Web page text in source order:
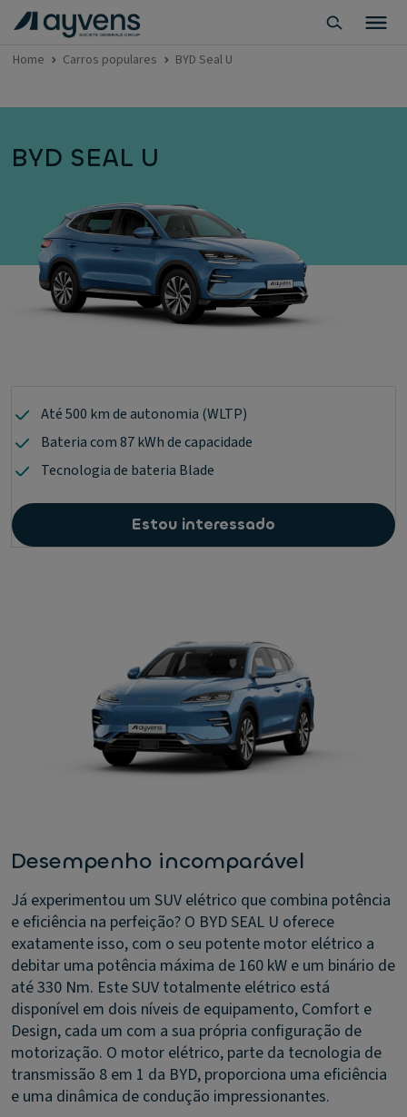
Home Carros populares BYD Seal U
BYD SEAL U
Até 500 km de autonomia (WLTP)
Bateria com 87 kWh de capacidade
Tecnologia de bateria Blade
Estou interessado
Desempenho incomparável
Já experimentou um SUV elétrico que combina potência
e eficiência na perfeição? O BYD SEAL U oferece
exatamente isso, com o seu potente motor elétrico a
debitar uma potência máxima de 160 kW e um binário de
até 330 Nm. Este SUV totalmente elétrico está
disponível em dois níveis de equipamento, Comfort e
Design, cada um com a sua própria configuração de
motorização. O motor elétrico, parte da tecnologia de
transmissão 8 em 1 da BYD, proporciona uma eficiência
e uma dinâmica de condução impressionantes.